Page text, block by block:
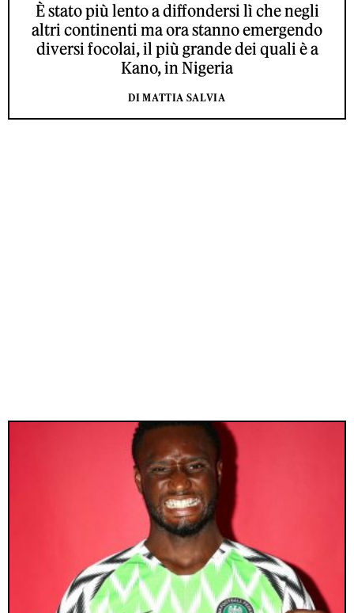
È stato più lento a diffondersi lì che negli
altri continenti ma ora stanno emergendo
diversi focolai, il più grande dei quali è a
Kano, in Nigeria
DI MATTIA SALVIA